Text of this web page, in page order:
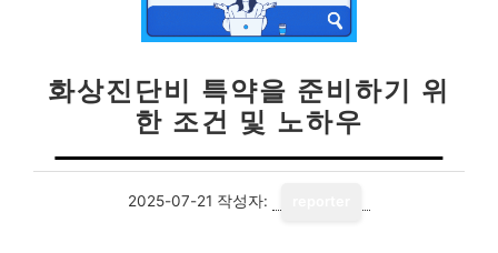
화상진단비 특약을 준비하기 위
한 조건 및 노하우
2025-07-21 작성자: